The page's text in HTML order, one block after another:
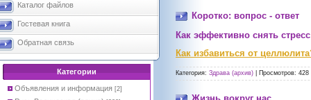
Каталог файлов
Гостевая книга
Обратная связь
Категории
Объявления и информация [2]
Коротко: вопрос - ответ
Как эффективно снять
Как избавиться от
Категория: Здрава (архив) Просмотров: 428